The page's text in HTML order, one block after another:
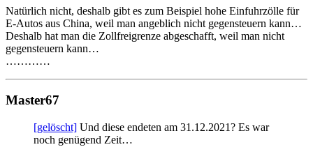
Natürlich nicht, deshalb gibt es zum Beispiel hohe Einfuhrzölle für
E-Autos aus China, weil man angeblich nicht gegensteuern kann…
Deshalb hat man die Zollfreigrenze abgeschafft, weil man nicht
gegensteuern kann…
…………
Master67
[gelöscht] Und diese endeten am 31.12.2021? Es war
noch genügend Zeit…